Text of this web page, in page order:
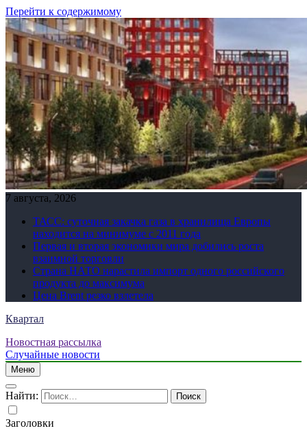
Перейти к содержимому
7 августа, 2026
ТАСС: суточная закачка газа в хранилища Европы
находится на минимуме с 2011 года
Первая и вторая экономики мира добились роста
взаимной торговли
Страна НАТО нарастила импорт одного российского
продукта до максимума
Цена Brent резко взлетела
Квартал
Новостная рассылка
Случайные новости
Меню
Найти:
Заголовки